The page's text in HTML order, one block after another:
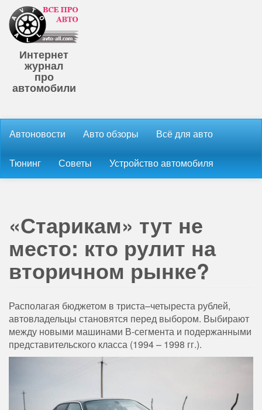
Интернет
журнал
про
автомобили
Автоновости Авто обзоры Всё для авто
Тюнинг Советы Устройство автомобиля
«Старикам» тут не
место: кто рулит на
вторичном рынке?
Располагая бюджетом в триста–четыреста рублей,
автовладельцы становятся перед выбором. Выбирают
между новыми машинами В-сегмента и подержанными
представительского класса (1994 – 1998 гг.).